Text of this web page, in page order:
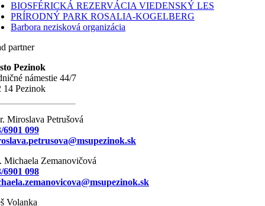
BIOSFÉRICKÁ REZERVÁCIA VIEDENSKÝ LES
PRÍRODNÝ PARK ROSALIA-KOGELBERG
Barbora nezisková organizácia
partner
Pezinok
námestie 44/7
14 Pezinok
Miroslava Petrušová
6901 099
Michaela Zemanovičová
6901 098
Volanka